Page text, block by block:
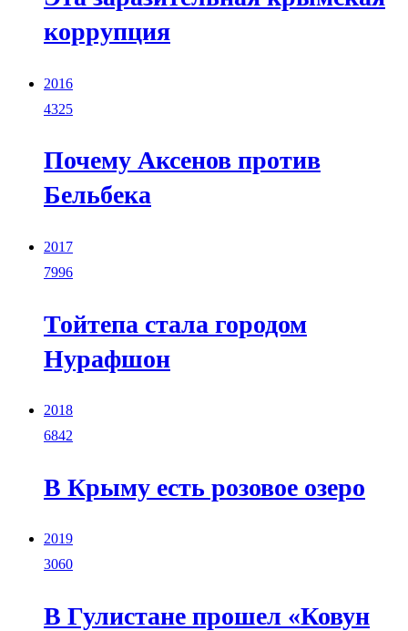
коррупция
2016
4325
Почему Аксенов против
Бельбека
2017
7996
Тойтепа cтала городом
Нурафшон
2018
6842
В Крыму есть розовое озеро
2019
3060
В Гулистане прошел «Ковун